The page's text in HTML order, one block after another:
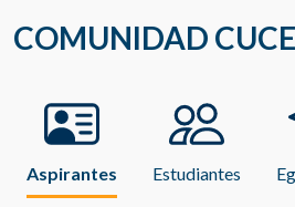
COMUNIDAD
Aspirantes Estudiantes